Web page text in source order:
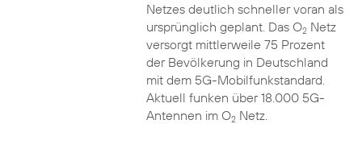
Netzes deutlich schneller voran als
ursprünglich geplant. Das O2Netz
versorgt mittlerweile 75 Prozent
der Bevölkerung in Deutschland
mit dem 5G-Mobilfunkstandard.
Aktuell funken über 18.000 5G-
Antennen im O2Netz.